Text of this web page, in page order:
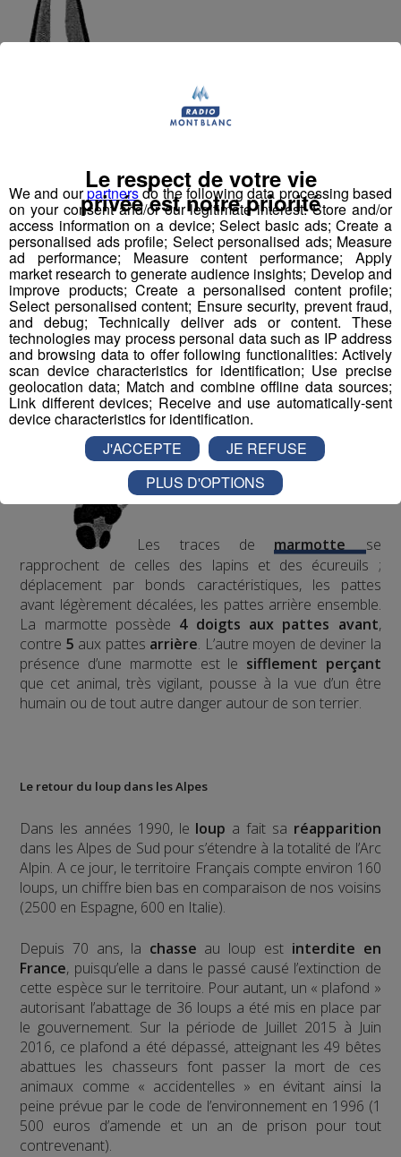
chamois est l’animal le plus
pentes vertigineuses. Son empreinteestsimilaire
celle dubouquetin
et est reconnaissable par sa
symétrie parfaite entre les deux sabots. Le filet
(intervalle entre les deux sabots) est en partie occupé
par une membrane, absente chez le bouquetin, qui
permet au chamois uneportance stablesur la plupart
des terrains.
Un plantigrade, la marmotte
Les traces demarmotte
se
rapprochent de celles des lapins et des écureuils ;
déplacement par bonds caractéristiques, les pattes
avant légèrement décalées, les pattes arrière ensemble.
La marmotte possède 4 doigts aux pattes avant,
contre 5 aux pattes arrière. L’autre moyen de deviner la
présence d’une marmotte est le sifflement perçant
que cet animal, très vigilant, pousse à la vue d’un être
humain ou de tout autre danger autour de son terrier.
Le retour du loup dans les Alpes
Dans les années 1990, le loup a fait sa réapparition
dans les Alpes de Sud pour s’étendre à la totalité de l’Arc
Alpin. A ce jour, le territoire Français compte environ 160
loups, un chiffre bien bas en comparaison de nos voisins
(2500 en Espagne, 600 en Italie).
Depuis 70 ans, la chasse au loup est interdite en
France, puisqu’elle a dans le passé causé l’extinction de
cette espèce sur le territoire. Pour autant, un « plafond »
autorisant l’abattage de 36 loups a été mis en place par
le gouvernement. Sur la période de Juillet 2015 à Juin
2016, ce plafond a été dépassé, atteignant les 49 bêtes
abattues les chasseurs font passer la mort de ces
animaux comme « accidentelles » en évitant ainsi la
peine prévue par le code de l’environnement en 1996 (1
500 euros d’amende et un an de prison pour tout
contrevenant).
We and ourpartnersdo the following data processing based
on your consent and/or our legitimate interest: Store and/or
access information on a device; Select basic ads; Create a
personalised ads profile; Select personalised ads; Measure
ad performance; Measure content performance; Apply
market research to generate audience insights; Develop and
improve products; Create a personalised content profile;
Select personalised content; Ensure security, prevent fraud,
and debug; Technically deliver ads or content. These
technologies may process personal data such as IP address
and browsing data to offer following functionalities: Actively
scan device characteristics for identification; Use precise
geolocation data; Match and combine offline data sources;
Link different devices; Receive and use automatically-sent
device characteristics for identification.
Le respect de votre vie
privée est notre priorité
J'ACCEPTE
JE REFUSE
PLUS D'OPTIONS